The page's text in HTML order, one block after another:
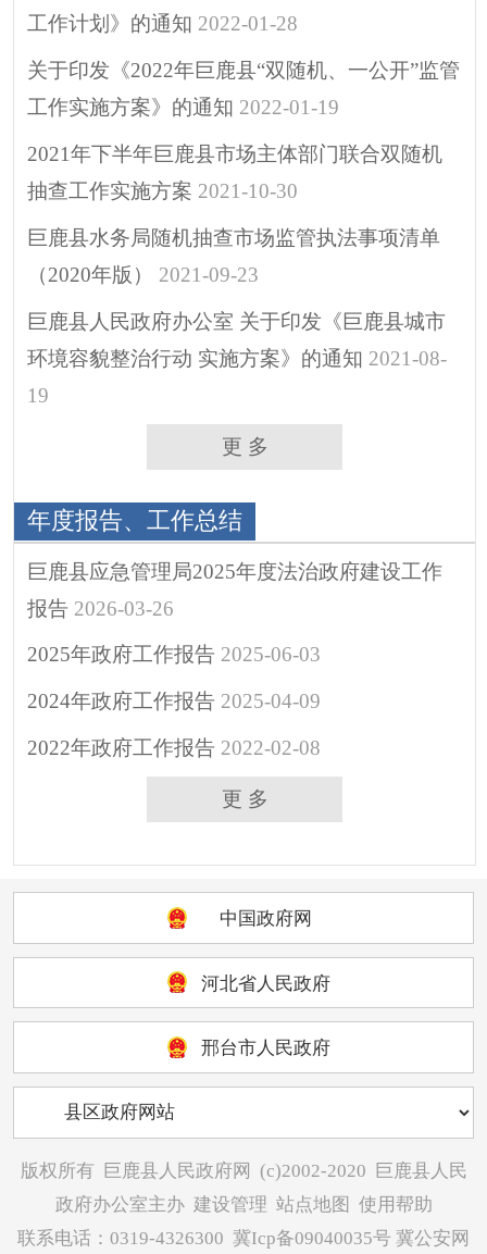
工作计划》的通知 2022-01-28
关于印发《2022年巨鹿县“双随机、一公开”监管
工作实施方案》的通知 2022-01-19
2021年下半年巨鹿县市场主体部门联合双随机
抽查工作实施方案 2021-10-30
巨鹿县水务局随机抽查市场监管执法事项清单
（2020年版）
2021-09-23
巨鹿县人民政府办公室 关于印发《巨鹿县城市
环境容貌整治行动 实施方案》的通知 2021-08-
19
更 多
年度报告、工作总结
巨鹿县应急管理局2025年度法治政府建设工作
报告 2026-03-26
2025年政府工作报告 2025-06-03
2024年政府工作报告 2025-04-09
2022年政府工作报告 2022-02-08
更 多
中国政府网
河北省人民政府
邢台市人民政府
版权所有 巨鹿县人民政府网 (c)2002-2020
巨鹿县人民
政府办公室主办 建设管理 站点地图 使用帮助
联系电话：0319-4326300 冀Icp备09040035号 冀公安网